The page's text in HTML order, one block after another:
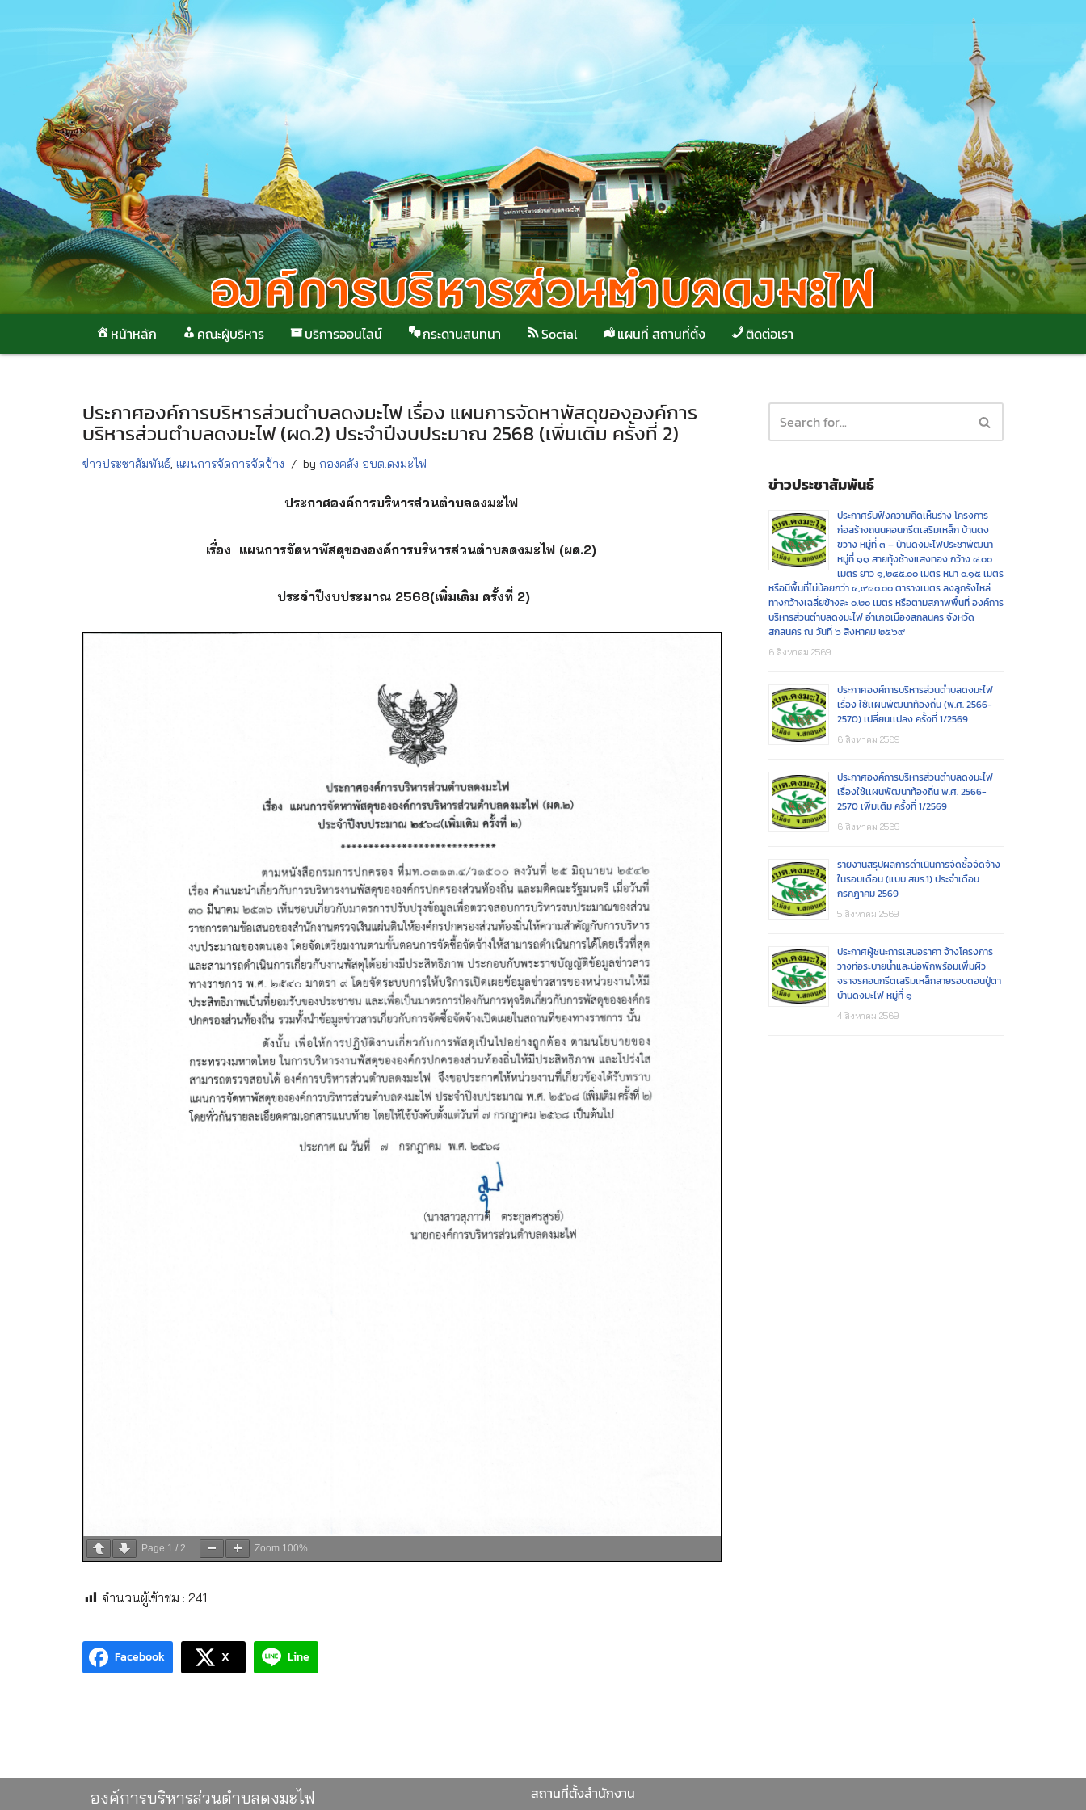
หน้าหลัก คณะผู้บริหาร บริการออนไลน์ กระดานสนทนา Social แผนที่ สถานที่ตั้ง ติดต่อเรา
ประกาศองค์การบริหารส่วนตำบลดงมะไฟ เรื่อง แผนการจัดหาพัสดุขององค์การ
บริหารส่วนตำบลดงมะไฟ (ผด.2) ประจำปีงบประมาณ 2568 (เพิ่มเติม ครั้งที่ 2)
ข่าวประชาสัมพันธ์, แผนการจัดการจัดจ้าง by กองคลัง อบต.ดงมะไฟ
ประกาศองค์การบริหารส่วนตำบลดงมะไฟ
เรื่อง แผนการจัดหาพัสดุขององค์การบริหารส่วนตำบลดงมะไฟ (ผด.2)
ประจำปีงบประมาณ 2568(เพิ่มเติม ครั้งที่ 2)
Page 1 / 2 Zoom 100%
จำนวนผู้เข้าชม : 241
Facebook X Line
ข่าวประชาสัมพันธ์
ประกาศรับฟังความคิดเห็นร่าง โครงการ
ก่อสร้างถนนคอนกรีตเสริมเหล็ก บ้านดง
ขวาง หมู่ที่ ๓ – บ้านดงมะไฟประชาพัฒนา
หมู่ที่ ๑๑ สายทุ้งช้างแสงทอง กว้าง ๔.๐๐
เมตร ยาว ๑,๒๔๕.๐๐ เมตร หนา ๐.๑๕ เมตร
หรือมีพื้นที่ไม่น้อยกว่า ๔,๙๘๐.๐๐ ตารางเมตร ลงลูกรังไหล่
ทางกว้างเฉลี่ยข้างละ ๐.๒๐ เมตร หรือตามสภาพพื้นที่ องค์การ
บริหารส่วนตำบลดงมะไฟ อำเภอเมืองสกลนคร จังหวัด
สกลนคร ณ วันที่ ๖ สิงหาคม ๒๕๖๙
6 สิงหาคม 2569
ประกาศองค์การบริหารส่วนตำบลดงมะไฟ
เรื่อง ใช้เเผนพัฒนาท้องถิ่น (พ.ศ. 2566-
2570) เปลี่ยนเเปลง ครั้งที่ 1/2569
6 สิงหาคม 2569
ประกาศองค์การบริหารส่วนตำบลดงมะไฟ
เรื่องใช้เเผนพัฒนาท้องถิ่น พ.ศ. 2566-
2570 เพิ่มเติม ครั้งที่ 1/2569
6 สิงหาคม 2569
รายงานสรุปผลการดำเนินการจัดซื้อจัดจ้าง
ในรอบเดือน (แบบ สขร.1) ประจำเดือน
กรกฎาคม 2569
5 สิงหาคม 2569
ประกาศผู้ชนะการเสนอราคา จ้างโครงการ
วางท่อระบายน้ำและบ่อพักพร้อมเพิ่มผิว
จราจรคอนกรีตเสริมเหล็กสายรอบดอนปู่ตา
บ้านดงมะไฟ หมู่ที่ ๑
4 สิงหาคม 2569
องค์การบริหารส่วนตำบลดงมะไฟ สถานที่ตั้งสำนักงาน